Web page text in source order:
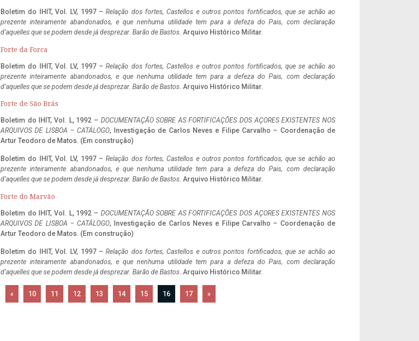
Boletim do IHIT, Vol. LV, 1997 –Relação dos fortes, Castellos e outros pontos fortificados, que se achão ao
prezente inteiramente abandonados, e que nenhuma utilidade tem para a defeza do Pais, com declaração
d’aquelles que se podem desde já desprezar. Barão de Bastos. Arquivo Histórico Militar.
Forte da Forca
Boletim do IHIT, Vol. LV, 1997 –Relação dos fortes, Castellos e outros pontos fortificados, que se achão ao
prezente inteiramente abandonados, e que nenhuma utilidade tem para a defeza do Pais, com declaração
d’aquelles que se podem desde já desprezar. Barão de Bastos. Arquivo Histórico Militar.
Forte de São Brás
Boletim do IHIT, Vol. L, 1992 – DOCUMENTAÇÃO SOBRE AS FORTIFICAÇÕES DOS AÇORES EXISTENTES NOS
ARQUIVOS DE LISBOA – CATÁLOGO, Investigação de Carlos Neves e Filipe Carvalho – Coordenação de
Artur Teodoro de Matos. (Em construção)
Boletim do IHIT, Vol. LV, 1997 –Relação dos fortes, Castellos e outros pontos fortificados, que se achão ao
prezente inteiramente abandonados, e que nenhuma utilidade tem para a defeza do Pais, com declaração
d’aquelles que se podem desde já desprezar. Barão de Bastos. Arquivo Histórico Militar.
Forte do Marvão
Boletim do IHIT, Vol. L, 1992 – DOCUMENTAÇÃO SOBRE AS FORTIFICAÇÕES DOS AÇORES EXISTENTES NOS
ARQUIVOS DE LISBOA – CATÁLOGO, Investigação de Carlos Neves e Filipe Carvalho – Coordenação de
Artur Teodoro de Matos. (Em construção)
Boletim do IHIT, Vol. LV, 1997 –Relação dos fortes, Castellos e outros pontos fortificados, que se achão ao
prezente inteiramente abandonados, e que nenhuma utilidade tem para a defeza do Pais, com declaração
d’aquelles que se podem desde já desprezar. Barão de Bastos. Arquivo Histórico Militar.
« 10 11 12 13 14 15 16 17 »